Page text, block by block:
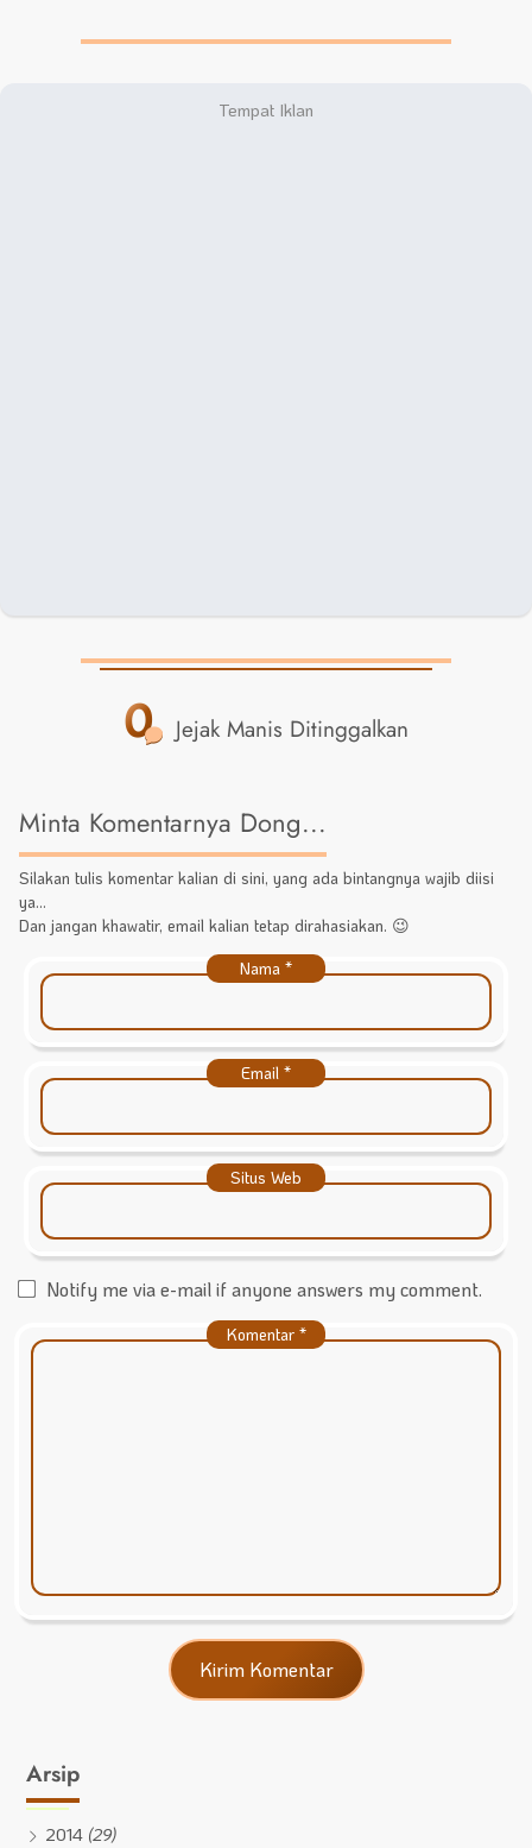
0 Jejak Manis Ditinggalkan
Minta Komentarnya Dong...
Silakan tulis komentar kalian di sini, yang ada bintangnya wajib diisi
ya...
Dan jangan khawatir, email kalian tetap dirahasiakan. 😉
Nama *
Email *
Situs Web
Notify me via e-mail if anyone answers my comment.
Komentar *
Arsip
2014 (29)